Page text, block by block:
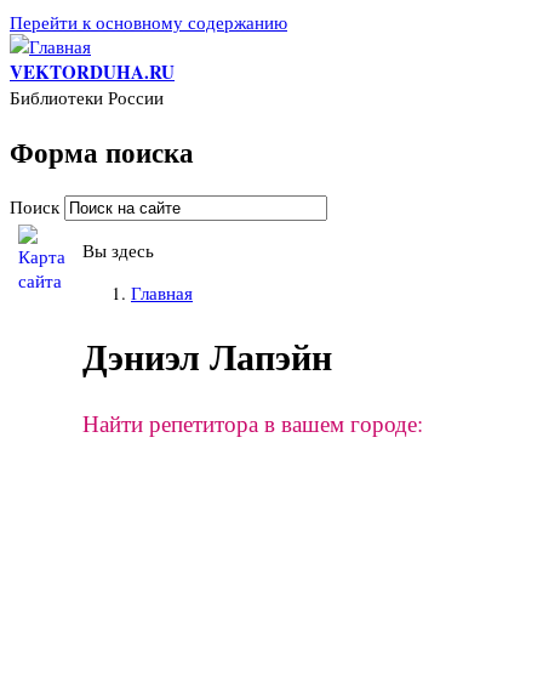
Перейти к основному содержанию
VEKTORDUHA.RU
Библиотеки России
Форма поиска
Поиск
Вы здесь
Главная
Дэниэл Лапэйн
Найти репетитора в вашем городе: